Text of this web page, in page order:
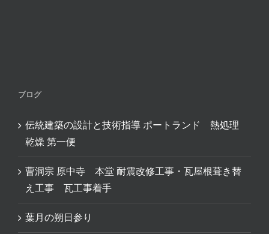
ブログ
伝統建築の設計と技術指導 ポートランド 熱処理
乾燥 第一便
曹洞宗 原中寺 本堂 耐震改修工事・瓦屋根葺き替
え工事 瓦工事着手
葉月の朔日参り